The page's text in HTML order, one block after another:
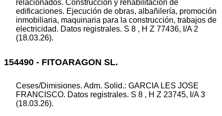
relacionados. Construcción y rehabilitación de
edificaciones. Ejecución de obras, albañilería, promoción
inmobiliaria, maquinaria para la construcción, trabajos de
electricidad. Datos registrales. S 8 , H Z 77436, I/A 2
(18.03.26).
154490 - FITOARAGON SL.
Ceses/Dimisiones. Adm. Solid.: GARCIA LES JOSE
FRANCISCO. Datos registrales. S 8 , H Z 23745, I/A 3
(18.03.26).